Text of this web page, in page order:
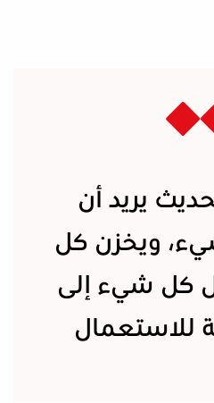
يريد أن
ويخزن كل
كل شيء إلى
للاستعمال